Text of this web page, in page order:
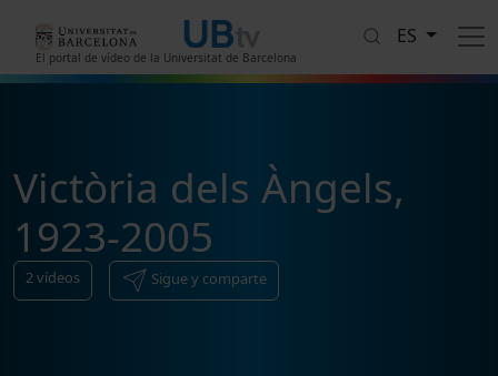
El portal de vídeo de la Universitat de Barcelona
ES
Victòria dels Àngels,
1923-2005
2vídeos Sigue y comparte